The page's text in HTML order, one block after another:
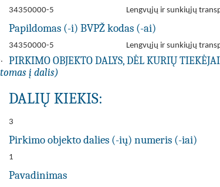
34350000-5 Lengvųjų ir sunkiųjų
Papildomas (-i) BVPŽ kodas (-ai)
34350000-5
Lengvųjų ir sunkiųjų
PIRKIMO OBJEKTO DALYS, DĖL KURIŲ
į dalis)
DALIŲ KIEKIS:
3
Pirkimo objekto dalies (-ių) numeris (-iai)
1
Pavadinimas